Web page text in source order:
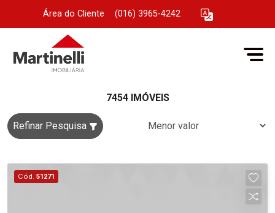
Área do Cliente (016) 3965-4242
7454 IMÓVEIS
Refinar Pesquisa
Cód. 51271